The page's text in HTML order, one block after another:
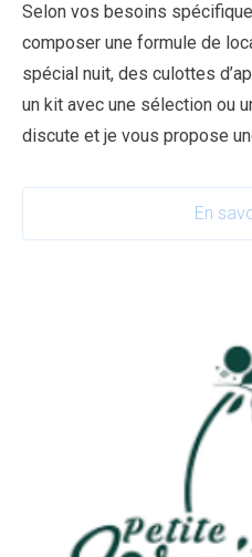
Selon vos besoins
composer une formule de
spécial nuit, des culottes
un kit avec une sélection ou
discute et je vous propose
En